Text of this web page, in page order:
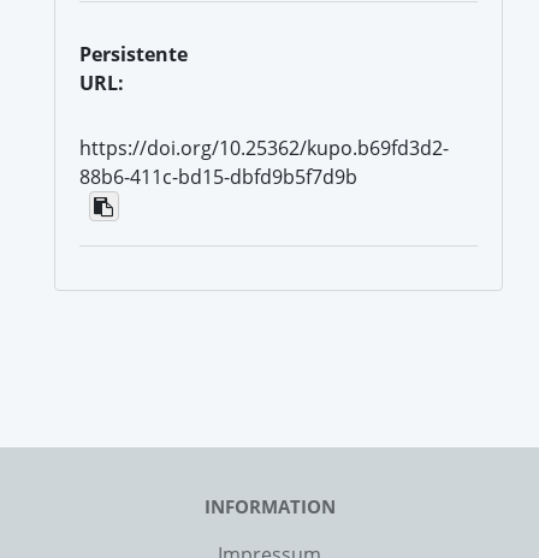
Persistente
URL:
https://doi.org/10.25362/kupo.b69fd3d2-
88b6-411c-bd15-dbfd9b5f7d9b
INFORMATION